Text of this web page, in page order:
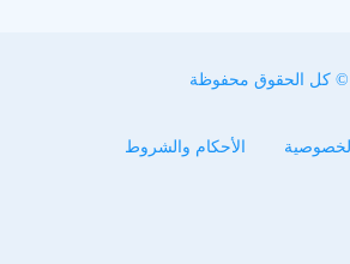
© كل الحقوق محفوظة
الأحكام والشروط